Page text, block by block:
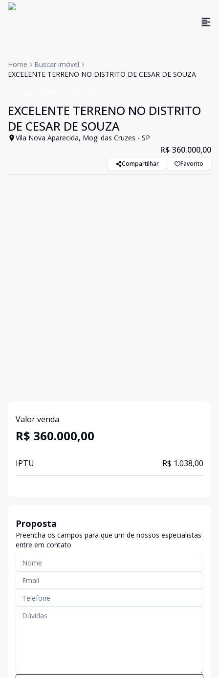
Home
Buscar imóvel
EXCELENTE TERRENO NO DISTRITO DE CESAR DE SOUZA
EXCELENTE TERRENO NO DISTRITO
DE CESAR DE SOUZA
Vila Nova Aparecida, Mogi das Cruzes - SP
R$ 360.000,00
Compartilhar Favorito
Valor venda
R$ 360.000,00
IPTU R$ 1.038,00
Proposta
Preencha os campos para que um de nossos especialistas
entre em contato